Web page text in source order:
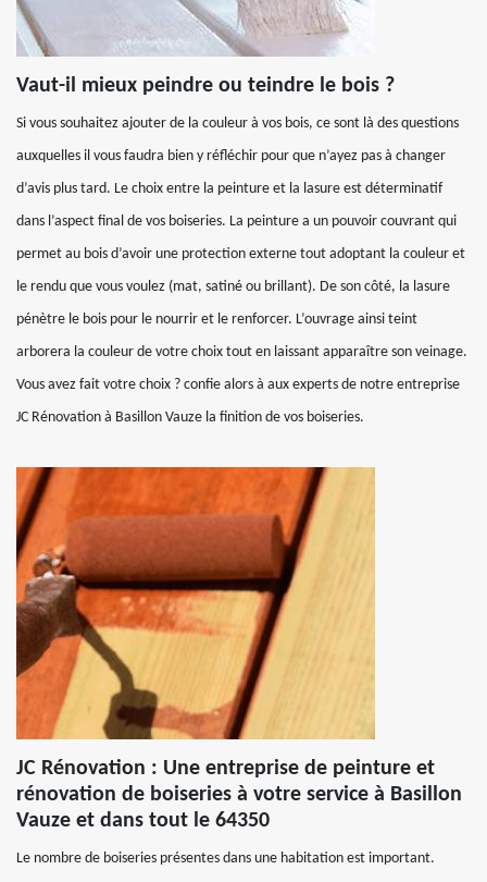
Vaut-il mieux peindre ou teindre le bois ?
Si vous souhaitez ajouter de la couleur à vos bois, ce sont là des questions
auxquelles il vous faudra bien y réfléchir pour que n’ayez pas à changer
d’avis plus tard. Le choix entre la peinture et la lasure est déterminatif
dans l’aspect final de vos boiseries. La peinture a un pouvoir couvrant qui
permet au bois d’avoir une protection externe tout adoptant la couleur et
le rendu que vous voulez (mat, satiné ou brillant). De son côté, la lasure
pénètre le bois pour le nourrir et le renforcer. L’ouvrage ainsi teint
arborera la couleur de votre choix tout en laissant apparaître son veinage.
Vous avez fait votre choix ? confie alors à aux experts de notre entreprise
JC Rénovation à Basillon Vauze la finition de vos boiseries.
JC Rénovation : Une entreprise de peinture et
rénovation de boiseries à votre service à Basillon
Vauze et dans tout le 64350
Le nombre de boiseries présentes dans une habitation est important.